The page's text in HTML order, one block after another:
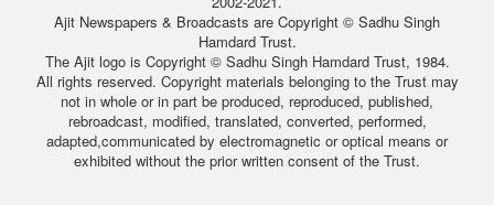
Ajit Newspapers & Broadcasts are Copyright © Sadhu Singh
Hamdard Trust.
The Ajit logo is Copyright © Sadhu Singh Hamdard Trust, 1984.
All rights reserved. Copyright materials belonging to the Trust may
not in whole or in part be produced, reproduced, published,
rebroadcast, modified, translated, converted, performed,
adapted,communicated by electromagnetic or optical means or
exhibited without the prior written consent of the Trust.